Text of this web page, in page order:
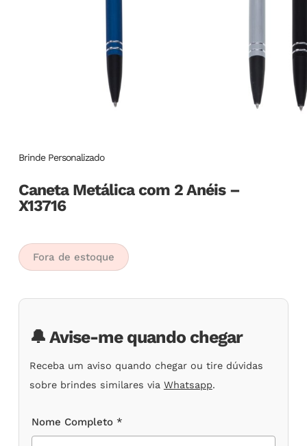
Brinde Personalizado
Caneta Metálica com 2 Anéis –
X13716
Fora de estoque
🔔 Avise-me quando chegar
Receba um aviso quando chegar ou tire dúvidas
sobre brindes similares via Whatsapp.
Nome Completo *